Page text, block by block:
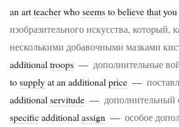
an artteacherwhoseemstobelievethatyou
изобразительного искусства,
несколькими добавочными мазками
additional troops — дополнительные
tosupplyat an additional price —
additional servitude — дополнительный
specificadditional assign — особое